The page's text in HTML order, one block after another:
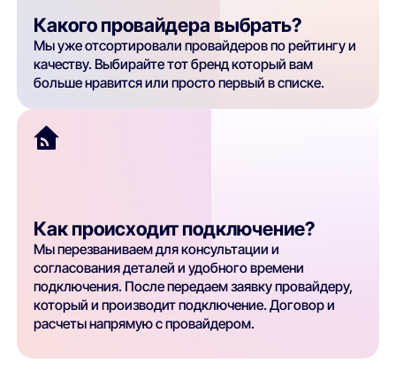
Какого провайдера выбрать?
Мы уже отсортировали провайдеров по рейтингу и
качеству. Выбирайте тот бренд который вам
больше нравится или просто первый в списке.
Как происходит подключение?
Мы перезваниваем для консультации и
согласования деталей и удобного времени
подключения. После передаем заявку провайдеру,
который и производит подключение. Договор и
расчеты напрямую с провайдером.